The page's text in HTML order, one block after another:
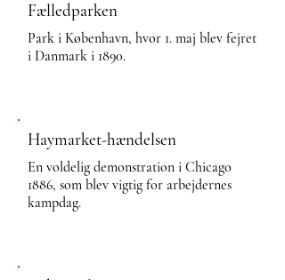
Fælledparken
Park i København, hvor 1. maj blev fejret
i Danmark i 1890.
Haymarket-hændelsen
En voldelig demonstration i Chicago
1886, som blev vigtig for arbejdernes
kampdag.